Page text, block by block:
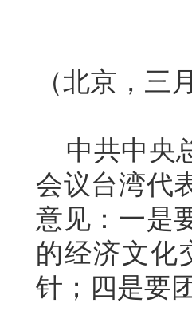
（北京，三
中共中央
会议台湾代
意见：一是
的经济文化
针；四是要